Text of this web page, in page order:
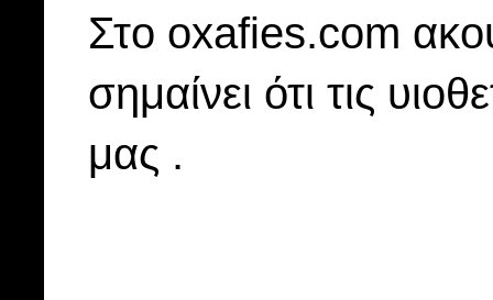
Στo oxafies.com
σημαίνει ότι τις
μας .